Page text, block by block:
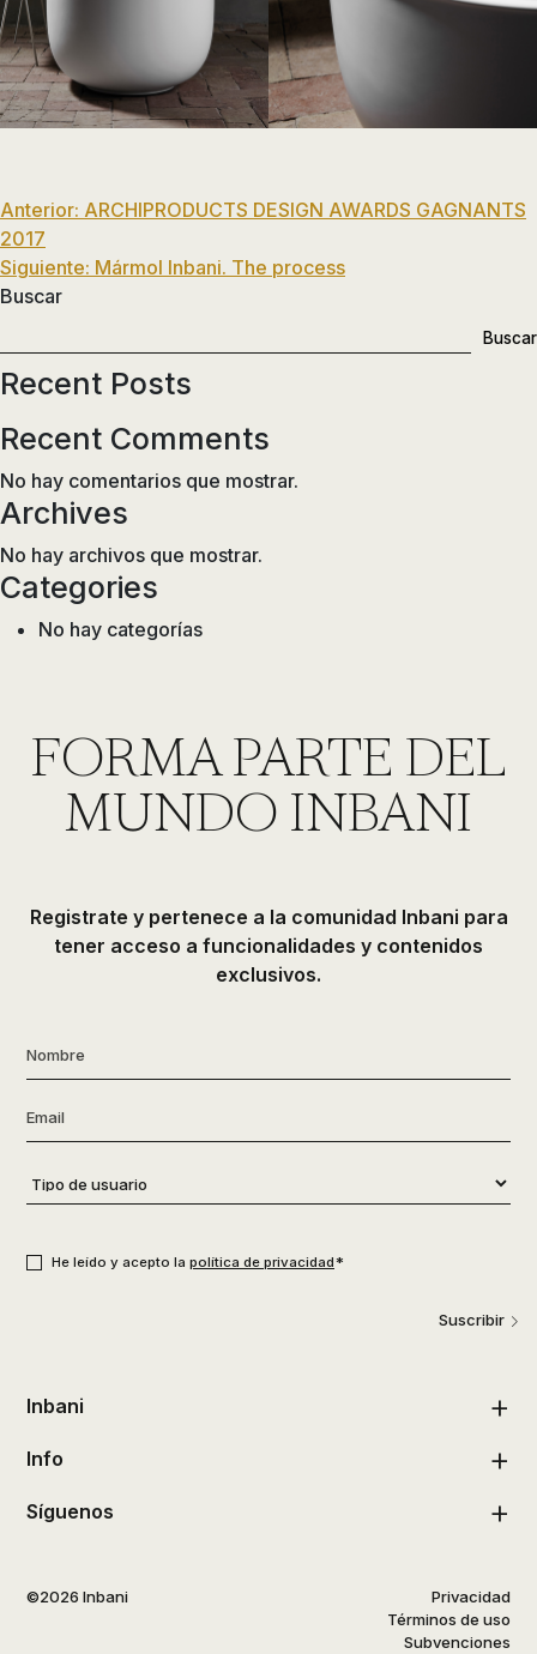
Navegación
de
entradas
Anterior: ARCHIPRODUCTS DESIGN AWARDS GAGNANTS
2017
Siguiente: Mármol Inbani. The process
Buscar
Buscar
Recent Posts
Recent Comments
No hay comentarios que mostrar.
Archives
No hay archivos que mostrar.
Categories
No hay categorías
FORMA PARTE DEL
MUNDO INBANI
Registrate y pertenece a la comunidad Inbani para
tener acceso a funcionalidades y contenidos
exclusivos.
Nombre
Email
Tipo
de
He leído y acepto la política de privacidad*
Suscribir
Inbani
Info
Síguenos
©2026 Inbani
Privacidad
Términos de uso
Subvenciones